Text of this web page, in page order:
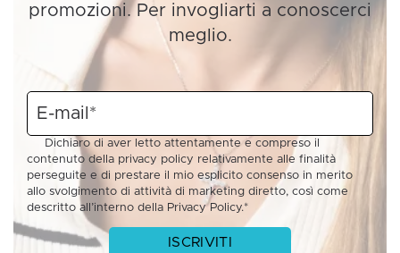
promozioni. Per invogliarti a conoscerci
meglio.